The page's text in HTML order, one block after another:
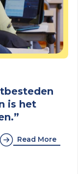
is het
Read More